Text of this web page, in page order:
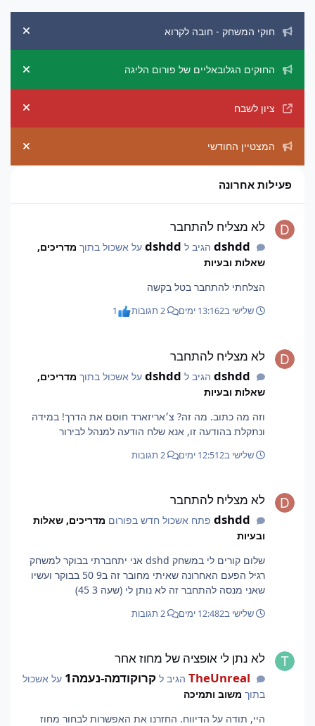
חוקי המשחק - חובה לקרוא
החוקים הגלובאליים של פורום הליגה
ציון לשבח
המצטיין החודשי
פעילות אחרונה
לא מצליח להתחבר
dshddהגיב ל dshddעל אשכול בתוך מדריכים,
שאלות ובעיות
הצלחתי להתחבר בטל בקשה
שלישי ב13:162 ימים 1
לא מצליח להתחבר
dshddהגיב ל dshddעל אשכול בתוך מדריכים,
שאלות ובעיות
וזה מה כתוב. מה זה? צ׳אריזארד חוסם את הדרך! במידה
ונתקלת בהודעה זו, אנא שלח הודעה למנהל לבירור
שלישי ב12:512 ימים
לא מצליח להתחבר
dshddפתח אשכול חדש בפורום מדריכים, שאלות
ובעיות
שלום קורים לי במשחק dshd אני יתחברתי בבוקר למשחק
רגיל הפעם האחרונה שאיתי מחובר זה ב9 50 בבוקר ועשיו
שאני מנסה להתחבר זה לא נותן לי (שעה 3 45)
שלישי ב12:482 ימים
לא נתן לי אופציה של מחוז אחר
TheUnrealהגיב ל קרוקודמה-נעמה1
על אשכול
בתוך משוב ותמיכה
היי, תודה על הדיווח. החזרנו את האפשרות לבחור מחוז